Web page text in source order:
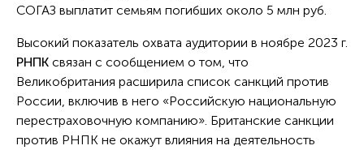
СОГАЗ выплатит семьям погибших около 5 млн руб.
Высокий показатель охвата аудитории в ноябре 2023 г.
РНПК связан с сообщением о том, что
Великобритания расширила список санкций против
России, включив в него «Российскую национальную
перестраховочную компанию». Британские санкции
против РНПК не окажут влияния на деятельность